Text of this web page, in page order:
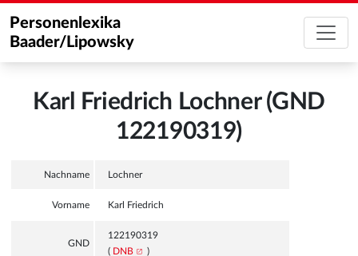
Personenlexika
Baader/Lipowsky
Karl Friedrich Lochner (GND
122190319)
Nachname Lochner
Vorname Karl Friedrich
GND
122190319
( DNB )